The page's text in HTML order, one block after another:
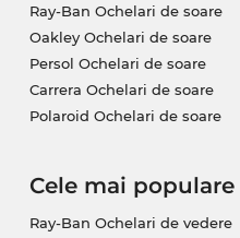
Ray-Ban Ochelari de soare
Oakley Ochelari de soare
Persol Ochelari de soare
Carrera Ochelari de soare
Polaroid Ochelari de soare
Cele mai
Ray-Ban Ochelari de vedere